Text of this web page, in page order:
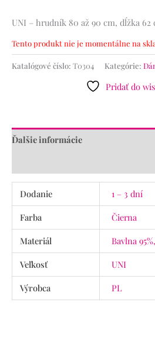
UNI – hrudník 80 až 90 cm, dĺžka 62
Tento produkt nie je momentálne na
Katalógové číslo: T0304 Kategórie:
Pridať do
Ďalšie informácie
Dodanie
1 – 3 dní
Farba
Čierna
Materiál
Bavlna
Veľkosť
UNI
Výrobca
PL